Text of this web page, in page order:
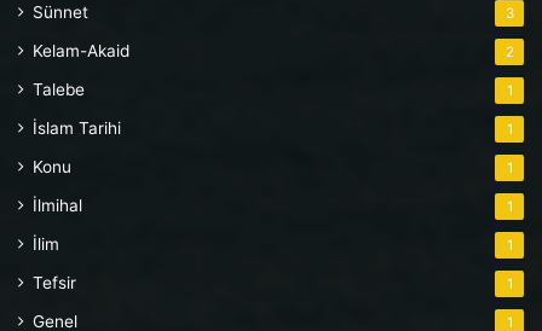
Sünnet 3
Kelam-Akaid 2
Talebe 1
İslam Tarihi 1
Konu 1
İlmihal 1
İlim 1
Tefsir 1
Genel 1